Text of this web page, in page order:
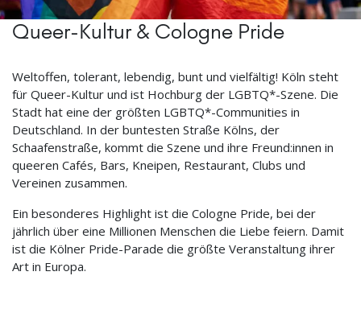
Queer-Kultur & Cologne Pride
Weltoffen, tolerant, lebendig, bunt und vielfältig! Köln steht
für Queer-Kultur und ist Hochburg der LGBTQ*-Szene. Die
Stadt hat eine der größten LGBTQ*-Communities in
Deutschland. In der buntesten Straße Kölns, der
Schaafenstraße, kommt die Szene und ihre Freund:innen in
queeren Cafés, Bars, Kneipen, Restaurant, Clubs und
Vereinen zusammen.
Ein besonderes Highlight ist die Cologne Pride, bei der
jährlich über eine Millionen Menschen die Liebe feiern. Damit
ist die Kölner Pride-Parade die größte Veranstaltung ihrer
Art in Europa.